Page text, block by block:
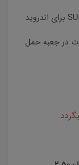
در جعبه حمل